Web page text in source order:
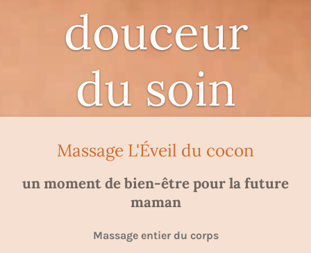
douceur
du soin
Massage L'Éveil du cocon
un moment de bien-être pour la future
maman
Massage entier du corps